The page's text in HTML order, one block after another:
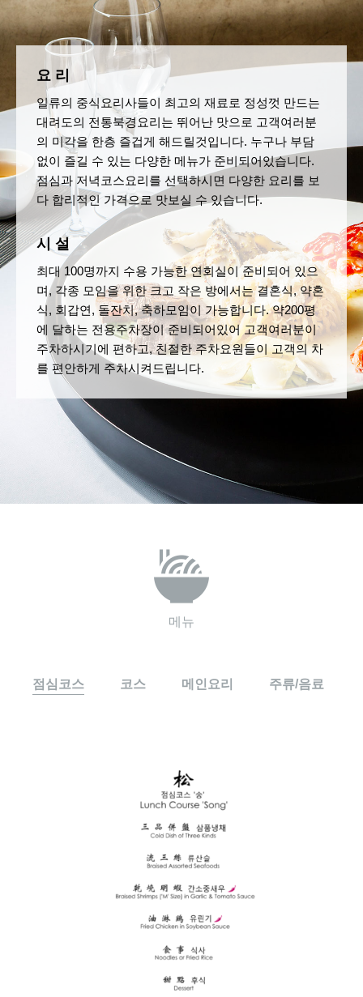
요 리
일류의 중식요리사들이 최고의 재료로 정성껏 만드는
대려도의 전통북경요리는 뛰어난 맛으로 고객여러분
의 미각을 한층 즐겁게 해드릴것입니다. 누구나 부담
없이 즐길 수 있는 다양한 메뉴가 준비되어있습니다.
점심과 저녁코스요리를 선택하시면 다양한 요리를 보
다 합리적인 가격으로 맛보실 수 있습니다.
시 설
최대 100명까지 수용 가능한 연회실이 준비되어 있으
며, 각종 모임을 위한 크고 작은 방에서는 결혼식, 약혼
식, 회갑연, 돌잔치, 축하모임이 가능합니다. 약200평
에 달하는 전용주차장이 준비되어있어 고객여러분이
주차하시기에 편하고, 친절한 주차요원들이 고객의 차
를 편안하게 주차시켜드립니다.
메뉴
점심코스 코스 메인요리 주류/음료